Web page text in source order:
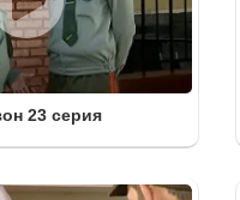
23 серия